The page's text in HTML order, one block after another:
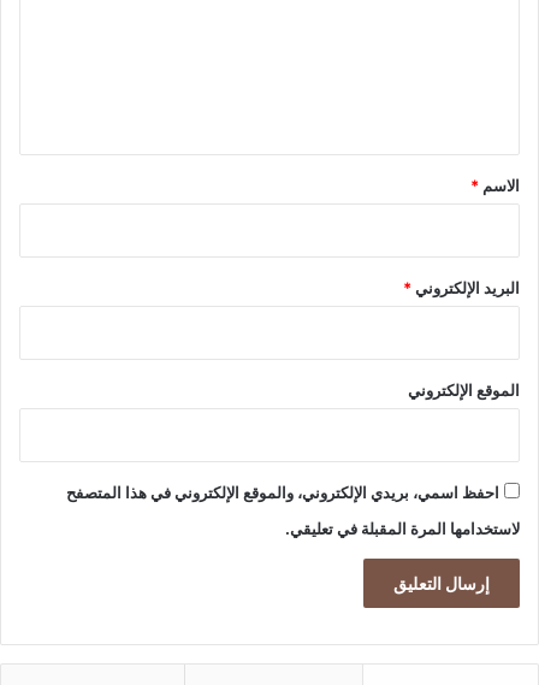
*
الاسم *
البريد الإلكتروني*
الموقع الإلكتروني
احفظ اسمي، بريدي الإلكتروني، والموقع الإلكتروني في هذا المتصفح
لاستخدامها المرة المقبلة في تعليقي.